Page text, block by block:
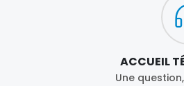
ACCUEIL
Une